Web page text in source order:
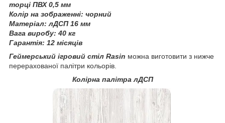
торці ПВХ 0,5 мм
Колір на зображенні: чорний
Матеріал: лДСП 16 мм
Вага виробу: 40 кг
Гарантія: 12 місяців
Геймерський ігровий стіл Rasin можна виготовити з нижче
перерахованої палітри кольорів.
Колірна палітра лДСП